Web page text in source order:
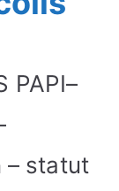
PAPI–
– statut